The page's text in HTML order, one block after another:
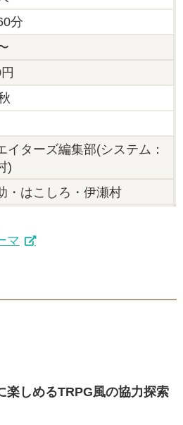
分
イターズ編集部(システム：
)
・はこしろ・伊瀬村
マ
楽しめるTRPG風の協力探索